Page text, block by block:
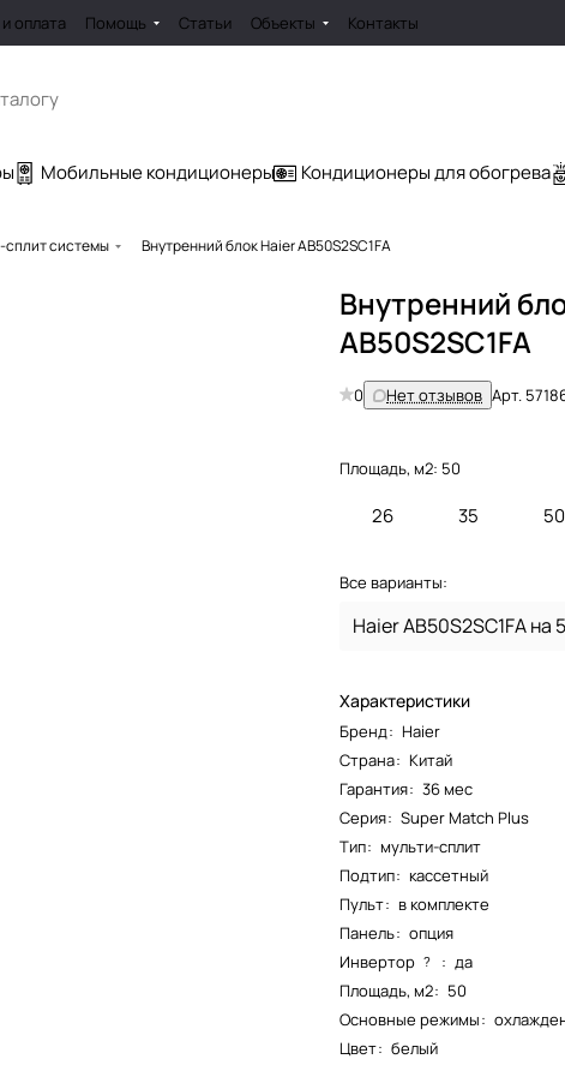
оплата Помощь Статьи Объекты Контакты
Мобильные кондиционеры Кондиционеры для обогрева
сплит системы Внутренний блок Haier AB50S2SC1FA
Внутренний
AB50S2SC1FA
0 Нет отзывов Арт.
Площадь, м2: 50
26 35 50
Все варианты:
Haier AB50S2SC1FA на
Характеристики
Бренд: Haier
Страна: Китай
Гарантия: 36 мес
Серия: Super Match Plus
Тип: мульти-сплит
Подтип: кассетный
Пульт: в комплекте
Панель: опция
Инвертор ? : да
Площадь, м2: 50
Основные режимы:
Цвет: белый